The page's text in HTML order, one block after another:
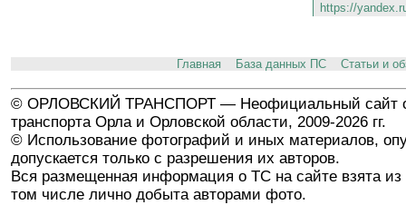
https://
Главная База данных ПС Статьи и
© ОРЛОВСКИЙ ТРАНСПОРТ — Неофициальный сайт
транспорта Орла и Орловской области, 2009-2026 гг.
© Использование фотографий и иных материалов,
допускается только с разрешения их авторов.
Вся размещенная информация о ТС на сайте взята из
том числе лично добыта авторами фото.